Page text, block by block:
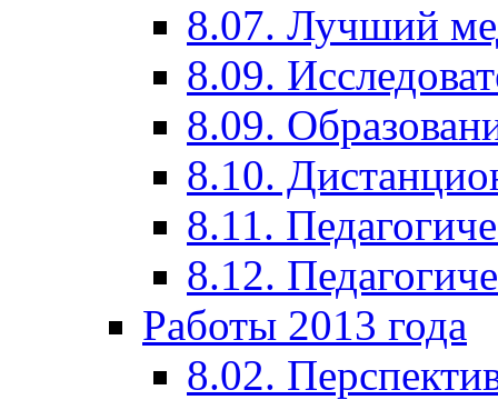
8.07. Лучший
8.09.
8.09.
8.10.
8.11.
8.12.
Работы 2013 года
8.02.